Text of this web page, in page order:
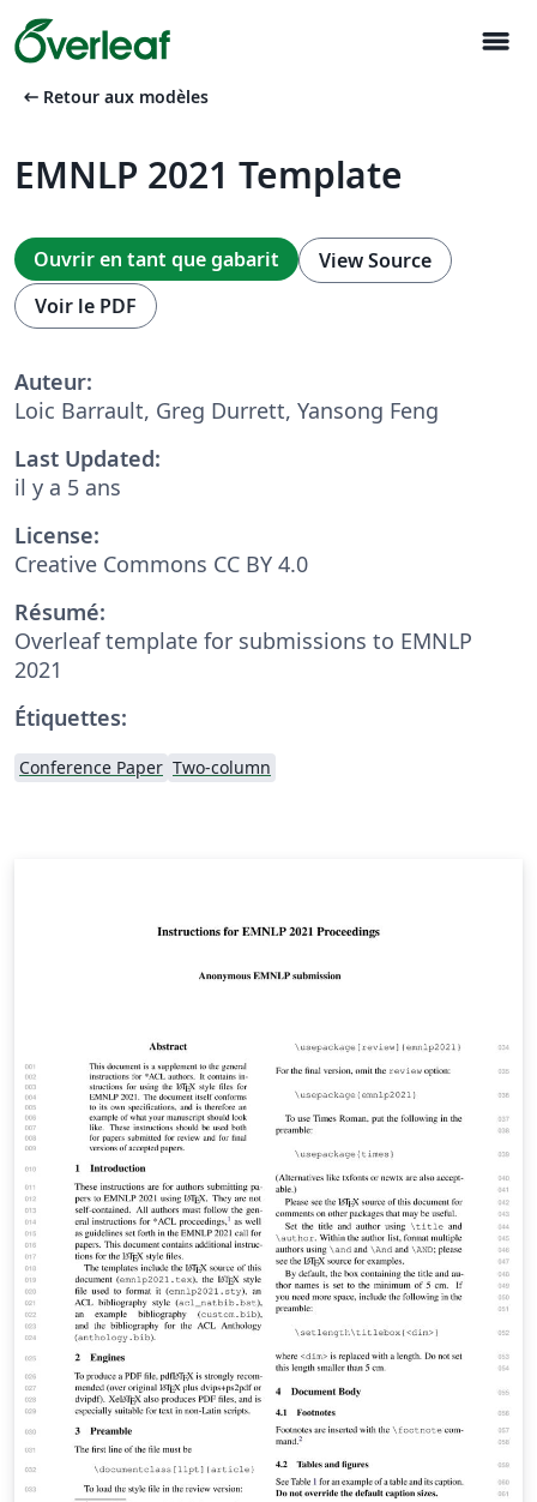
menu
arrow_left_alt Retour aux modèles
EMNLP 2021 Template
Ouvrir en tant que gabarit
View Source
Voir le PDF
Auteur:
Loic Barrault, Greg Durrett, Yansong Feng
Last Updated:
il y a 5 ans
License:
Creative Commons CC BY 4.0
Résumé:
Overleaf template for submissions to EMNLP
2021
Étiquettes:
Conference Paper Two-column